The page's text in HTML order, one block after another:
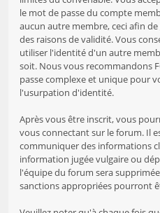
le mot de passe du compte
aucun autre membre, ceci afin
des raisons de validité. Vous
utiliser l'identité d'un autre
soit. Nous vous recommandons
passe complexe et unique pour
l'usurpation d'identité.
Après vous être inscrit, vous
vous connectant sur le forum. Il
communiquer des informations
information jugée vulgaire ou
l'équipe du forum sera
sanctions appropriées pourront